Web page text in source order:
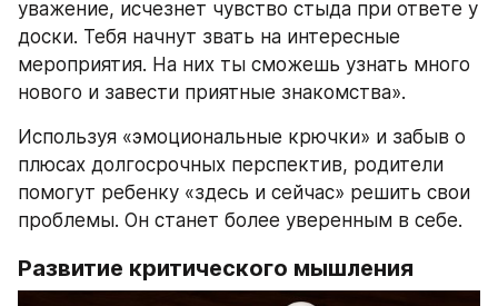
уважение, исчезнет чувство стыда при ответе у
доски. Тебя начнут звать на интересные
мероприятия. На них ты сможешь узнать много
нового и завести приятные знакомства».
Используя «эмоциональные крючки» и забыв о
плюсах долгосрочных перспектив, родители
помогут ребенку «здесь и сейчас» решить свои
проблемы. Он станет более уверенным в себе.
Развитие критического мышления